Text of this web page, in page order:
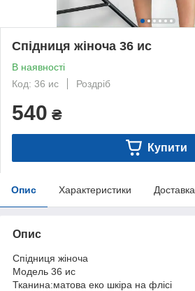
Спідниця жіноча 36 ис
В наявності
Код: 36 ис
Роздріб
540 ₴
Купити
Опис Характеристики Доставка
Опис
Спідниця жіноча
Модель 36 ис
Тканина:матова еко шкіра на флісі